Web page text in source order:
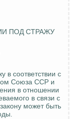
ПОД СТРАЖУ
в соответствии с
Союза ССР и
в отношении
в связи с
может быть